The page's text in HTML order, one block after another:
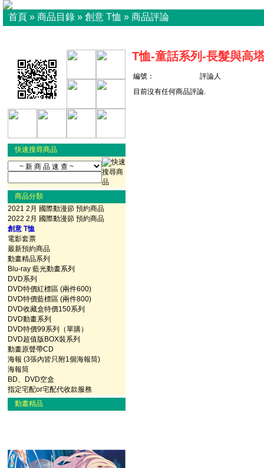
首頁 » 商品目錄 » 創意 T恤 » 商品評論
快速搜尋商品
商品分類
2021 2月 國際動漫節 預約商品
2022 2月 國際動漫節 預約商品
創意 T恤
電影套票
最新預約商品
動畫精品系列
Blu-ray 藍光動畫系列
DVD系列
DVD特價紅標區 (兩件600)
DVD特價藍標區 (兩件800)
DVD收藏盒特價150系列
DVD動畫系列
DVD特價99系列（單購）
DVD超值版BOX裝系列
動畫原聲帶CD
海報 (3張內皆只附1個海報筒)
海報筒
BD、DVD空盒
指定宅配or宅配代收款服務
動畫精品
T恤-童話系列-長髮與高
編號：
評論人
目前沒有任何商品評論.